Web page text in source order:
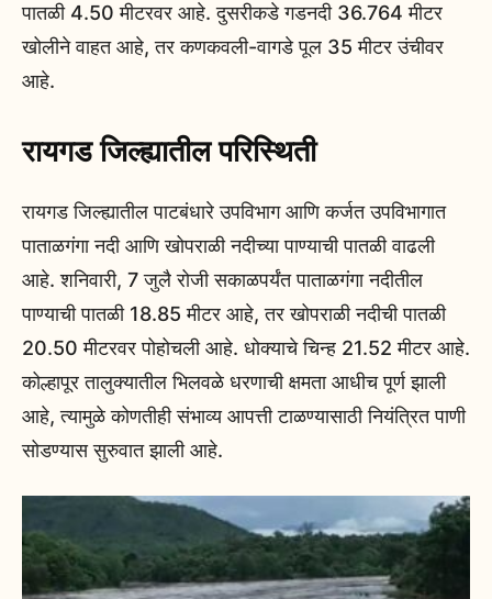
पातळी 4.50 मीटरवर आहे. दुसरीकडे गडनदी 36.764 मीटर
खोलीने वाहत आहे, तर कणकवली-वागडे पूल 35 मीटर उंचीवर
आहे.
रायगड जिल्ह्यातील परिस्थिती
रायगड जिल्ह्यातील पाटबंधारे उपविभाग आणि कर्जत उपविभागात
पाताळगंगा नदी आणि खोपराळी नदीच्या पाण्याची पातळी वाढली
आहे. शनिवारी, 7 जुलै रोजी सकाळपर्यंत पाताळगंगा नदीतील
पाण्याची पातळी 18.85 मीटर आहे, तर खोपराळी नदीची पातळी
20.50 मीटरवर पोहोचली आहे. धोक्याचे चिन्ह 21.52 मीटर आहे.
कोल्हापूर तालुक्यातील भिलवळे धरणाची क्षमता आधीच पूर्ण झाली
आहे, त्यामुळे कोणतीही संभाव्य आपत्ती टाळण्यासाठी नियंत्रित पाणी
सोडण्यास सुरुवात झाली आहे.